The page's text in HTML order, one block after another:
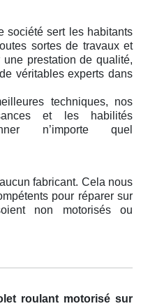
société sert les habitants
sortes de travaux et
une prestation de qualité,
véritables experts dans
techniques, nos
et les habilités
n’importe quel
fabricant. Cela nous
pour réparer sur
non motorisés ou
roulant motorisé sur